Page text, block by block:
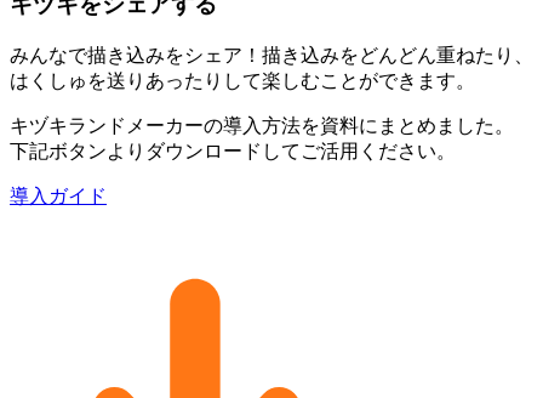
みんなで描き込みをシェア！描き込みをどんどん重ねたり、
はくしゅを送りあったりして楽しむことができます。
キヅキランドメーカーの導入方法を資料にまとめました。
下記ボタンよりダウンロードしてご活用ください。
導入ガイド